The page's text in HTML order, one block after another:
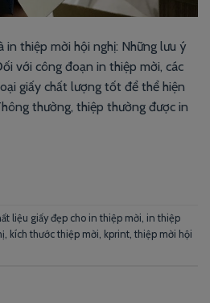
in thiệp mời hội nghị: Những lưu ý
với công đoạn in thiệp mời, các
giấy chất lượng tốt để thể hiện
thường, thiệp thường được in
liệu giấy đẹp cho in thiệp mời in thiệp
kích thước thiệp mời kprint thiệp mời hội